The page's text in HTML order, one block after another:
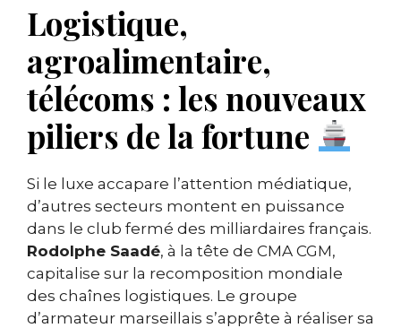
Logistique,
agroalimentaire,
télécoms : les nouveaux
piliers de la fortune
Si le luxe accapare l’attention médiatique,
d’autres secteurs montent en puissance
dans le club fermé des milliardaires français.
Rodolphe Saadé, à la tête de CMA CGM,
capitalise sur la recomposition mondiale
des chaînes logistiques. Le groupe
d’armateur marseillais s’apprête à réaliser sa